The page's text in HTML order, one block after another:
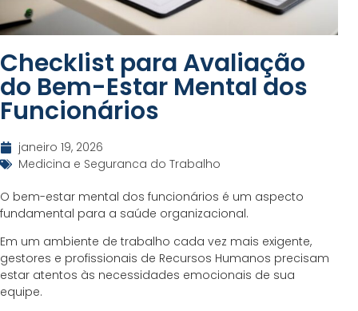
Checklist para Avaliação
do Bem-Estar Mental dos
Funcionários
janeiro 19, 2026
Medicina e Seguranca do Trabalho
O bem-estar mental dos funcionários é um aspecto
fundamental para a saúde organizacional.
Em um ambiente de trabalho cada vez mais exigente,
gestores e profissionais de Recursos Humanos precisam
estar atentos às necessidades emocionais de sua
equipe.